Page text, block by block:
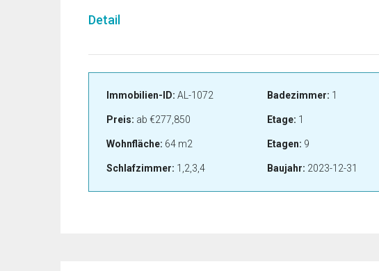
Detail
Immobilien-ID: AL-1072
Preis: ab €277,850
Wohnfläche: 64 m2
Schlafzimmer: 1,2,3,4
Badezimmer: 1
Etage: 1
Etagen: 9
Baujahr: 2023-12-31